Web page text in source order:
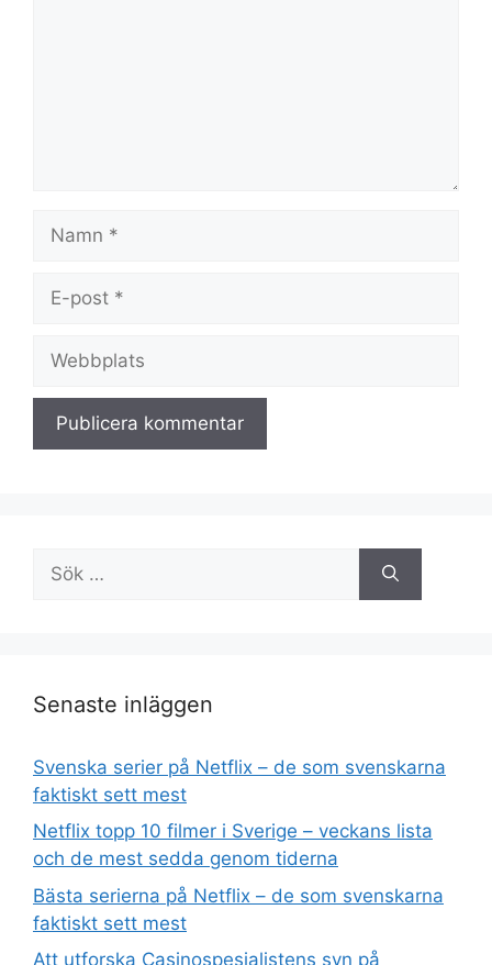
post
efter:
Senaste inläggen
Svenska serier på Netflix – de som svenskarna
faktiskt sett mest
Netflix topp 10 filmer i Sverige – veckans lista
och de mest sedda genom tiderna
Bästa serierna på Netflix – de som svenskarna
faktiskt sett mest
Att utforska Casinospesialistens syn på